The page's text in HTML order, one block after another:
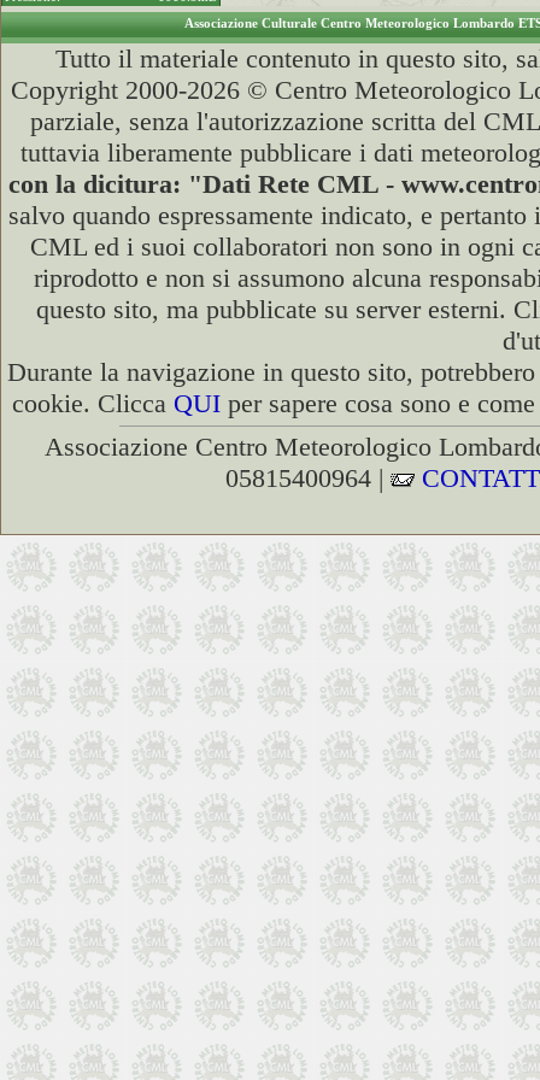
Associazione Culturale Centro Meteorologico Lombardo
Tutto il materiale contenuto in questo sito,
Copyright 2000-2026 © Centro Meteorologico
parziale, senza l'autorizzazione scritta del
tuttavia liberamente pubblicare i dati
con la dicitura: "Dati Rete CML -
salvo quando espressamente indicato, e
CML ed i suoi collaboratori non sono in ogni
riprodotto e non si assumono alcuna
questo sito, ma pubblicate su server esterni.
Durante la navigazione in questo sito,
cookie. Clicca QUI per sapere cosa sono e
Associazione Centro Meteorologico
05815400964 |